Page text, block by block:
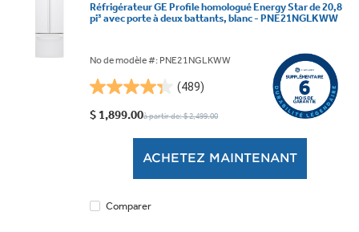
Réfrigérateur GE Profile homologué Energy Star de 20,8
pi³ avec porte à deux battants, blanc - PNE21NGLKWW
No de modèle #: PNE21NGLKWW
(489)
4.3
étoile(s)
$ 1,899.00à partir de: $ 2,499.00
ACHETEZ MAINTENANT
Comparer